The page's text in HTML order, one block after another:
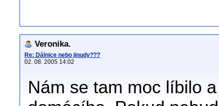
Veronika.
Re: Dálnice nebo jinudy???
02. 08. 2005 14:02
Nám se tam moc líbilo